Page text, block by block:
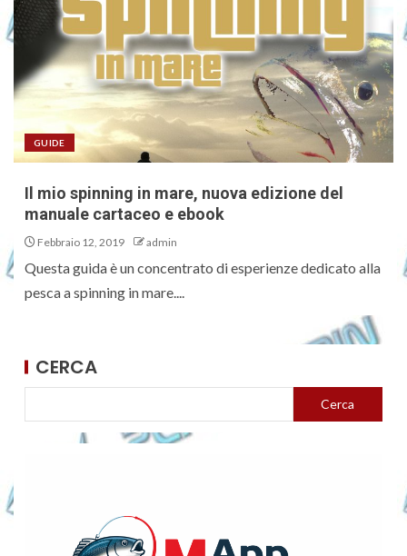
GUIDE
Il mio spinning in mare, nuova edizione del
manuale cartaceo e ebook
Febbraio 12, 2019 admin
Questa guida è un concentrato di esperienze dedicato alla
pesca a spinning in mare....
CERCA
Cerca